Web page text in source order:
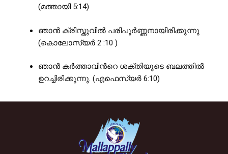
(മത്തായി 5:14)
ഞാൻ ക്രിസ്തുവിൽ പരിപൂർണ്ണനായിരിക്കുന്നു
(കൊലോസ്യർ 2 :10 )
ഞാൻ കർത്താവിൻറെ ശക്തിയുടെ ബലത്തിൽ
ഉറച്ചിരിക്കുന്നു. (എഫെസ്യർ 6:10)